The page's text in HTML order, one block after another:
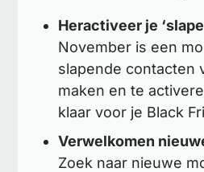
Heractiveer je
November is een
slapende contacten
maken en te
klaar voor je Black
Verwelkomen
Zoek naar nieuwe